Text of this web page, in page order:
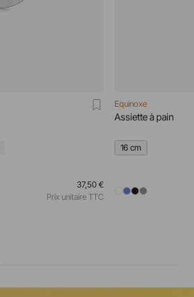
37,50 €
Prix unitaire TTC
Equinoxe
Assiette à pain
16 cm